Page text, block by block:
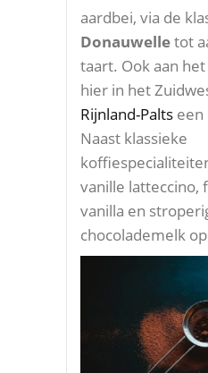
aardbei, via de
Donauwelletot
taart. Ook aan
hier in het
Rijnland-Palts een
Naast klassieke
vanille latteccino,
vanilla en
chocolademelk